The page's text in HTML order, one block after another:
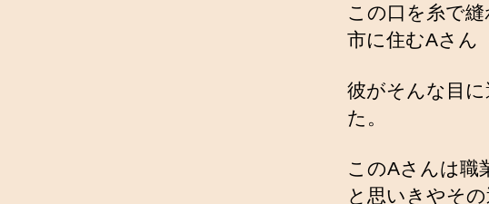
この口を糸で
市に住むAさん
彼がそんな目
た。
このAさんは職
と思いきやその